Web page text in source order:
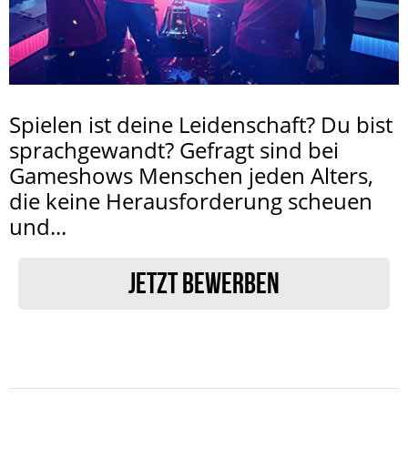
Spielen ist deine Leidenschaft? Du bist
sprachgewandt? Gefragt sind bei
Gameshows Menschen jeden Alters,
die keine Herausforderung scheuen
und...
JETZT BEWERBEN